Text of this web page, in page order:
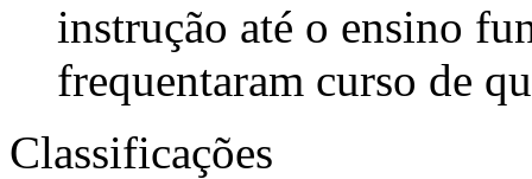
instrução até o ensino
frequentaram curso de
Classificações